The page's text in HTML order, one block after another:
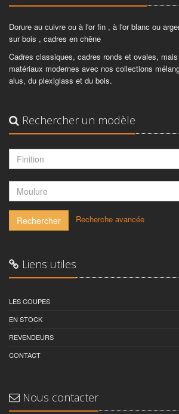
Dorure au cuivre ou à l'or fin , à l'or blanc ou
sur bois , cadres en chêne
Cadres classiques, cadres ronds et ovales,
matériaux modernes avec nos collections
alus, du plexiglass et du bois.
Rechercher un modèle
Rechercher Recherche avancée
Liens utiles
LES COUPES
EN STOCK
REVENDEURS
CONTACT
Nous contacter